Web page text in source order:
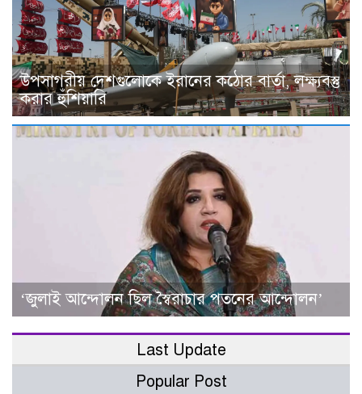
উপসাগরীয় দেশগুলোকে ইরানের কঠোর বার্তা, লক্ষ্যবস্তু
করার হুঁশিয়ারি
‘জুলাই আন্দোলন ছিল স্বৈরাচার পতনের আন্দোলন’
Last Update
Popular Post